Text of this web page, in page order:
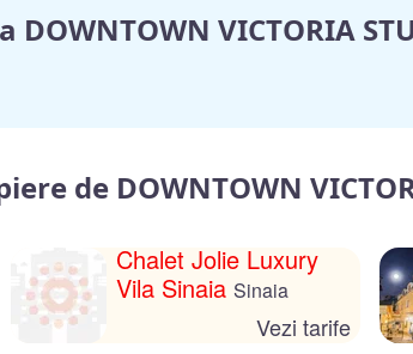
VICTORIA
de DOWNTOWN
Chalet Jolie Luxury
Vila Sinaia Sinaia
Vezi tarife